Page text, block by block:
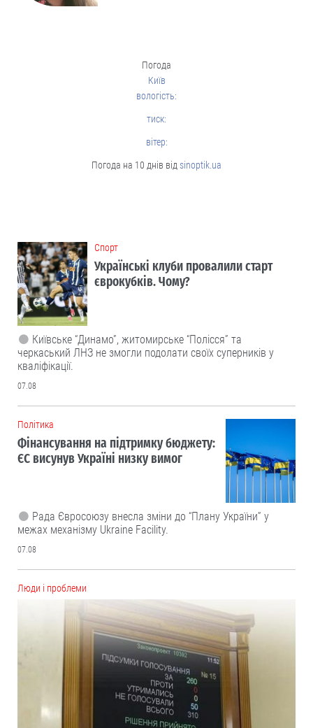
Погода
Київ
вологість:
тиск:
вітер:
Погода на 10 днів від sinoptik.ua
Cпорт
Українські клуби провалили старт
єврокубків. Чому?
Київське “Динамо”, житомирське “Полісся” та
черкаський ЛНЗ не змогли подолати своїх суперників у
кваліфікації.
07.08
Політика
Фінансування на підтримку бюджету:
ЄС висунув Україні низку вимог
Рада Євросоюзу внесла зміни до “Плану України” у
межах механізму Ukraine Facility.
07.08
Люди і проблеми